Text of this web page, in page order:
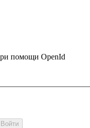
помощи OpenId
Войти